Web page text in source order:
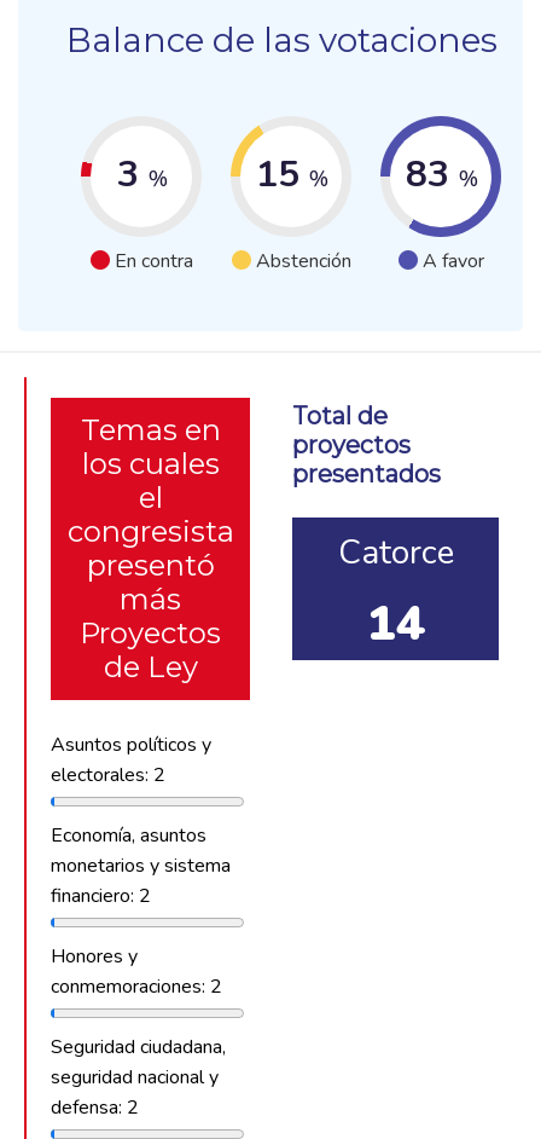
Balance de las votaciones
3 %
En contra
15 %
Abstención
83 %
A favor
Temas en
los cuales
el
congresista
presentó
más
Proyectos
de Ley
Asuntos políticos y
electorales: 2
Economía, asuntos
monetarios y sistema
financiero: 2
Honores y
conmemoraciones: 2
Seguridad ciudadana,
seguridad nacional y
defensa: 2
Total de
proyectos
presentados
Catorce
14